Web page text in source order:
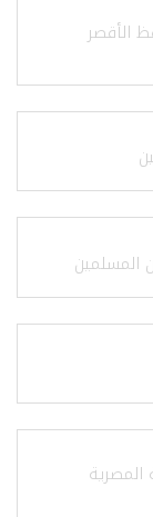
الأقصر
المسلمين